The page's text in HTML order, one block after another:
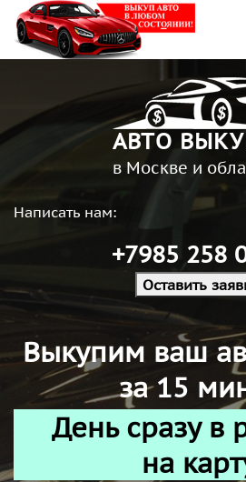
АВТО
в Москве и
Написать нам:
+7985 258
Оставить
Выкупим ваш
за 15
День сразу в
на